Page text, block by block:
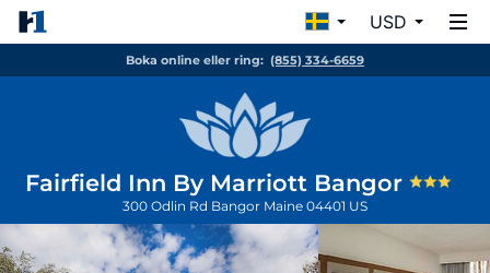
USD
Boka online eller ring: (855) 334-6659
Fairfield Inn By Marriott Bangor
300 Odlin Rd Bangor Maine 04401 US